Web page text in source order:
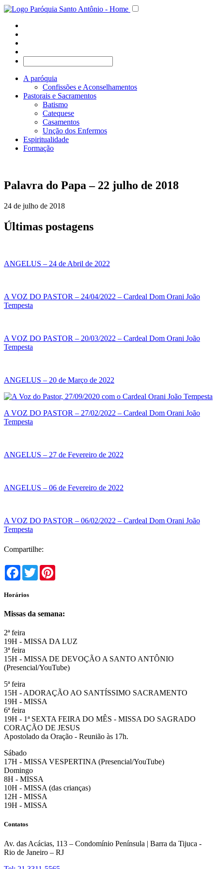
A paróquia
Confissões e Aconselhamentos
Pastorais e Sacramentos
Batismo
Catequese
Casamentos
Unção dos Enfermos
Espiritualidade
Formação
Palavra do Papa – 22 julho de 2018
24 de julho de 2018
Últimas postagens
ANGELUS – 24 de Abril de 2022
A VOZ DO PASTOR – 24/04/2022 – Cardeal Dom Orani João
Tempesta
A VOZ DO PASTOR – 20/03/2022 – Cardeal Dom Orani João
Tempesta
ANGELUS – 20 de Março de 2022
A VOZ DO PASTOR – 27/02/2022 – Cardeal Dom Orani João
Tempesta
ANGELUS – 27 de Fevereiro de 2022
ANGELUS – 06 de Fevereiro de 2022
A VOZ DO PASTOR – 06/02/2022 – Cardeal Dom Orani João
Tempesta
Compartilhe:
Facebook
Twitter
Horários
Missas da semana:
2ª feira
19H - MISSA DA LUZ
3ª feira
15H - MISSA DE DEVOÇÃO A SANTO ANTÔNIO
(Presencial/YouTube)
5ª feira
15H - ADORAÇÃO AO SANTÍSSIMO SACRAMENTO
19H - MISSA
6ª feira
19H - 1ª SEXTA FEIRA DO MÊS - MISSA DO SAGRADO
CORAÇÃO DE JESUS
Apostolado da Oração - Reunião às 17h.
Sábado
17H - MISSA VESPERTINA (Presencial/YouTube)
Domingo
8H - MISSA
10H - MISSA (das crianças)
12H - MISSA
19H - MISSA
Contatos
Av. das Acácias, 113 – Condomínio Península | Barra da Tijuca -
Rio de Janeiro – RJ